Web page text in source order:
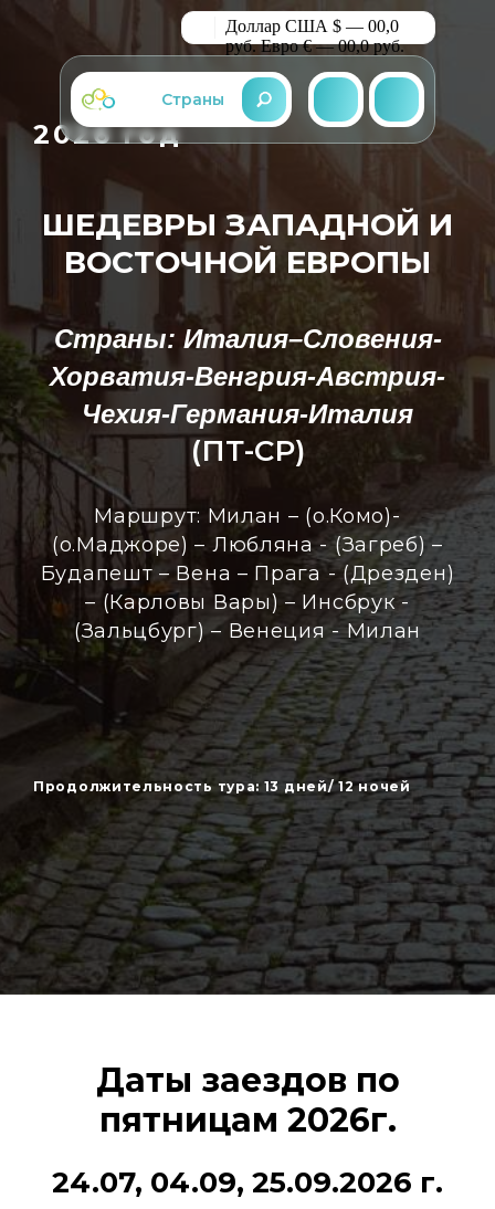
Доллар США $ — 00,0
руб. Евро € — 00,0 руб.
Страны
2026 год
ШЕДЕВРЫ ЗАПАДНОЙ И
ВОСТОЧНОЙ ЕВРОПЫ
Страны: Италия–Словения-
Хорватия-Венгрия-Австрия-
Чехия-Германия-Италия
(ПТ-СР)
Маршрут: Милан – (о.Комо)-
(о.Маджоре) – Любляна - (Загреб) –
Будапешт – Вена – Прага - (Дрезден)
– (Карловы Вары) – Инсбрук -
(Зальцбург) – Венеция - Милан
Продолжительность тура: 13 дней/ 12 ночей
Даты заездов по
пятницам 2026г.
24.07, 04.09, 25.09.2026 г.